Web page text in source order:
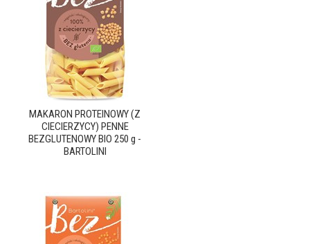
MAKARON PROTEINOWY (Z
CIECIERZYCY) PENNE
BEZGLUTENOWY BIO 250 g -
BARTOLINI